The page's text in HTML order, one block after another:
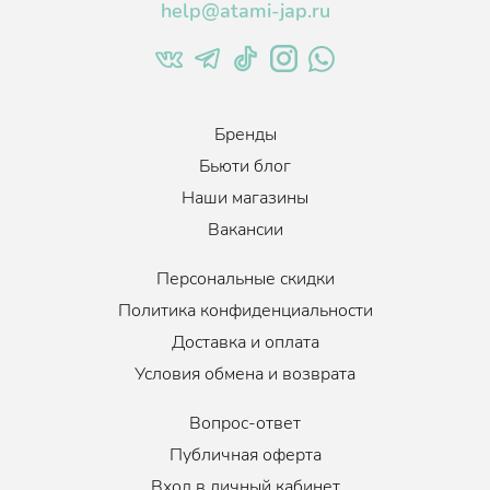
help@atami-jap.ru
Бренды
Бьюти блог
Наши магазины
Вакансии
Персональные скидки
Политика конфиденциальности
Доставка и оплата
Условия обмена и возврата
Вопрос-ответ
Публичная оферта